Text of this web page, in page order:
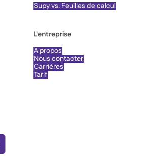
Supy vs. Feuilles de calcul
L'entreprise
À propos
Nous contacter
Carrières
Tarif